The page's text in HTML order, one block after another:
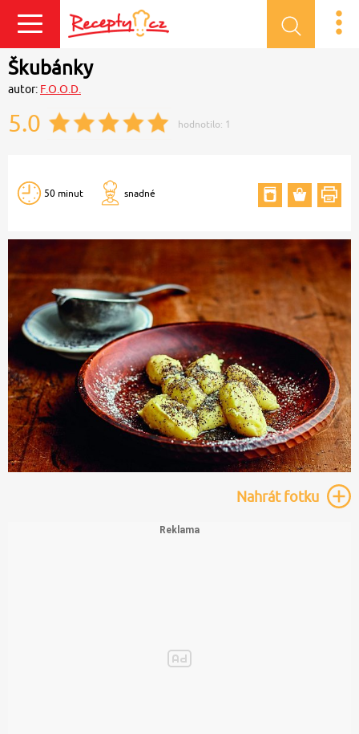
Přihlásit se
Škubánky
autor: F.O.O.D.
5.0 hodnotilo: 1
50 minut snadné
Nahrátfotku